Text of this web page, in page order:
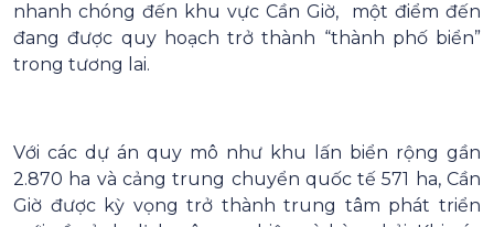
nhanh chóng đến khu vực Cần Giờ, một điểm đến
đang được quy hoạch trở thành “thành phố biển”
trong tương lai.
Với các dự án quy mô như khu lấn biển rộng gần
2.870 ha và cảng trung chuyển quốc tế 571 ha, Cần
Giờ được kỳ vọng trở thành trung tâm phát triển